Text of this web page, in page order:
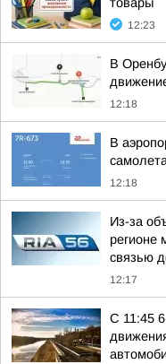
12:23
В
12:18
В
12:18
Из-за
регионе
связью
12:17
С 11:45